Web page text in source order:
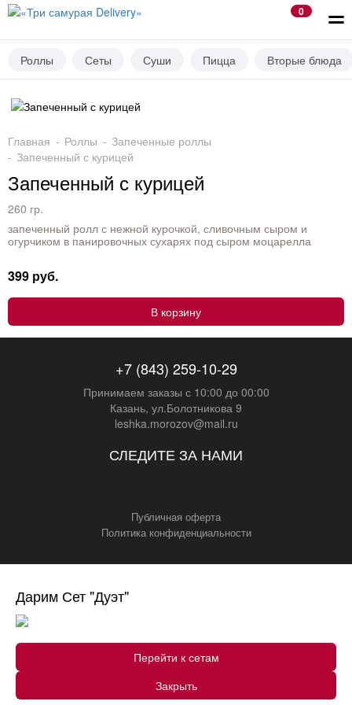
0
Роллы Сеты Суши Пицца Вторые блюда
Главная Роллы
Запеченные роллы
Запеченный с курицей
Запеченный с курицей
260 гр.
запеченный ролл с нежной курочкой, сливочным сыром и
огурчиком в панировочных сухарях под сыром моцарелла
399 руб.
В корзину
+7 (843) 259-10-29
Принимаем заказы с 10:00 до 00:00
Казань, ул.Болотникова 9
leshka.morozov@mail.ru
СЛЕДИТЕ ЗА НАМИ
Публичная оферта
Политика конфиденциальности
x
Дарим Сет "Дуэт"
Перейти к сетам
Закрыть